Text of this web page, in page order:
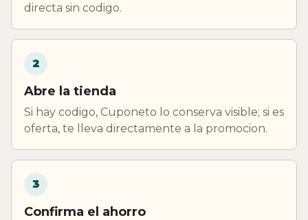
directa sin codigo.
2
Abre la tienda
Si hay codigo, Cuponeto lo conserva visible; si es
oferta, te lleva directamente a la promocion.
3
Confirma el ahorro